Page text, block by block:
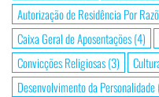
Autorização de Residência Por
Caixa Geral de Aposentações(4)
Convicções Religiosas(3)
Desenvolvimento da Personalidade